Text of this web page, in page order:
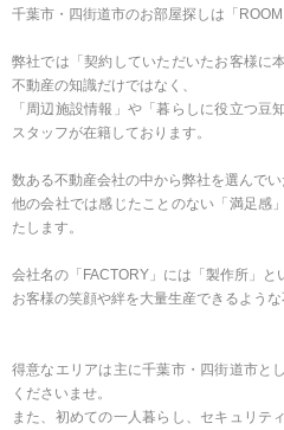
千葉市・四街道市のお部屋探しは「
弊社では「契約していただいたお客様に
不動産の知識だけではなく、
「周辺施設情報」や「暮らしに役立つ豆
スタッフが在籍しております。
数ある不動産会社の中から弊社を選んでい
他の会社では感じたことのない「満足感
たします。
会社名の「FACTORY」には「製作所」と
お客様の笑顔や絆を大量生産できるよう
得意なエリアは主に千葉市・四街道市と
くださいませ。
また、初めての一人暮らし、セキュリテ